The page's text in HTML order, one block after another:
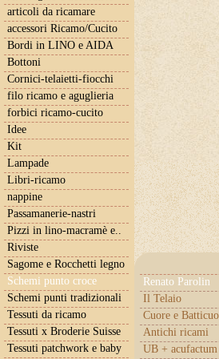
articoli da ricamare
accessori Ricamo/Cucito
Bordi in LINO e AIDA
Bottoni
Cornici-telaietti-fiocchi
filo ricamo e aguglieria
forbici ricamo-cucito
Idee
Kit
Lampade
Libri-ricamo
nappine
Passamanerie-nastri
Pizzi in lino-macramè e..
Riviste
Sagome e Rocchetti legno
Schemi punto croce
Renato Parolin
Il Telaio
Cuore e
Antichi ricami
UB +
Schemi punti tradizionali
Tessuti da ricamo
Tessuti x Broderie Suisse
Tessuti patchwork e baby